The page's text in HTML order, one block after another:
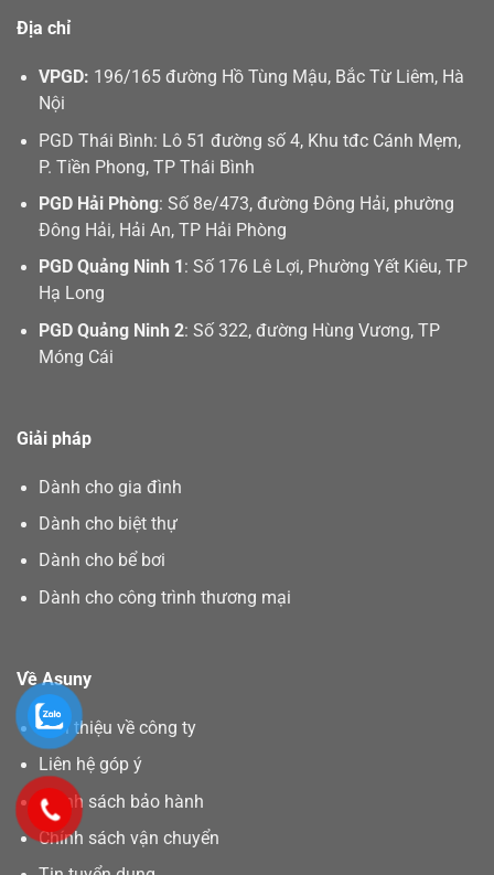
Địa chỉ
VPGD: 196/165 đường Hồ Tùng Mậu, Bắc Từ Liêm, Hà
Nội
PGD Thái Bình: Lô 51 đường số 4, Khu tđc Cánh Mẹm,
P. Tiền Phong, TP Thái Bình
PGD Hải Phòng: Số 8e/473, đường Đông Hải, phường
Đông Hải, Hải An, TP Hải Phòng
PGD Quảng Ninh 1 : Số 176 Lê Lợi, Phường Yết Kiêu, TP
Hạ Long
PGD Quảng Ninh 2: Số 322, đường Hùng Vương, TP
Móng Cái
Giải pháp
Dành cho gia đình
Dành cho biệt thự
Dành cho bể bơi
Dành cho công trình thương mại
Về Asuny
Giới thiệu về công ty
Liên hệ góp ý
Chính sách bảo hành
Chính sách vận chuyển